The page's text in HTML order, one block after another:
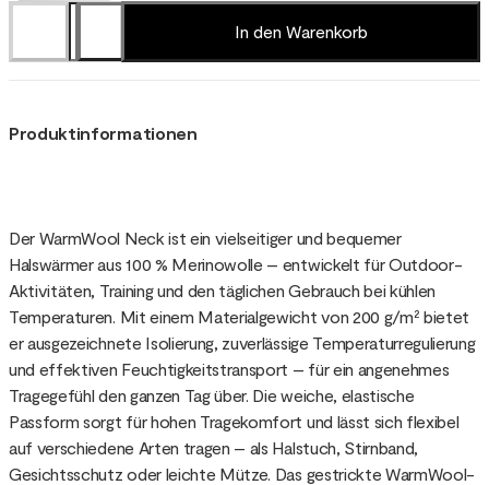
In den Warenkorb
Produktinformationen
Der WarmWool Neck ist ein vielseitiger und bequemer
Halswärmer aus 100 % Merinowolle – entwickelt für Outdoor-
Aktivitäten, Training und den täglichen Gebrauch bei kühlen
Temperaturen. Mit einem Materialgewicht von 200 g/m² bietet
er ausgezeichnete Isolierung, zuverlässige Temperaturregulierung
und effektiven Feuchtigkeitstransport – für ein angenehmes
Tragegefühl den ganzen Tag über. Die weiche, elastische
Passform sorgt für hohen Tragekomfort und lässt sich flexibel
auf verschiedene Arten tragen – als Halstuch, Stirnband,
Gesichtsschutz oder leichte Mütze. Das gestrickte WarmWool-